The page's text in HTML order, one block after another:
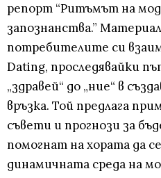
репорт “Ритъмът на
запознанства.”
потребителите си
Dating, проследявайки
„здравей“ до „ние“ в
връзка. Той предлага
съвети и прогнози за
помогнат на хората да
динамичната среда на